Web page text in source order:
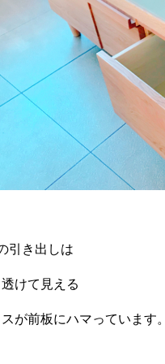
引き出しは
けて見える
が前板にハマっています